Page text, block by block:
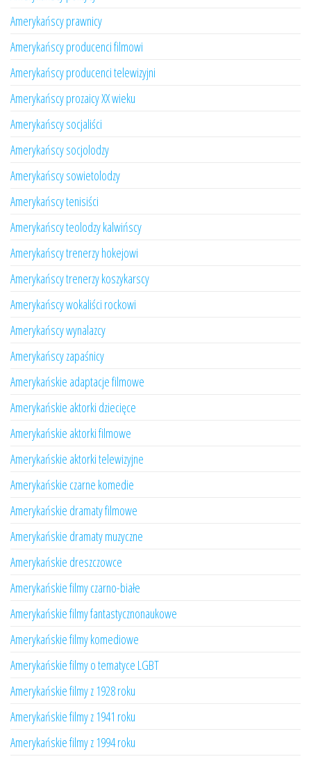
Amerykańscy prawnicy
Amerykańscy producenci filmowi
Amerykańscy producenci telewizyjni
Amerykańscy prozaicy XX wieku
Amerykańscy socjaliści
Amerykańscy socjolodzy
Amerykańscy sowietolodzy
Amerykańscy tenisiści
Amerykańscy teolodzy kalwińscy
Amerykańscy trenerzy hokejowi
Amerykańscy trenerzy koszykarscy
Amerykańscy wokaliści rockowi
Amerykańscy wynalazcy
Amerykańscy zapaśnicy
Amerykańskie adaptacje filmowe
Amerykańskie aktorki dziecięce
Amerykańskie aktorki filmowe
Amerykańskie aktorki telewizyjne
Amerykańskie czarne komedie
Amerykańskie dramaty filmowe
Amerykańskie dramaty muzyczne
Amerykańskie dreszczowce
Amerykańskie filmy czarno-białe
Amerykańskie filmy fantastycznonaukowe
Amerykańskie filmy komediowe
Amerykańskie filmy o tematyce LGBT
Amerykańskie filmy z 1928 roku
Amerykańskie filmy z 1941 roku
Amerykańskie filmy z 1994 roku